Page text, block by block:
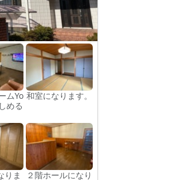
ムYo
める
和室になります。
りま
２階ホールになり